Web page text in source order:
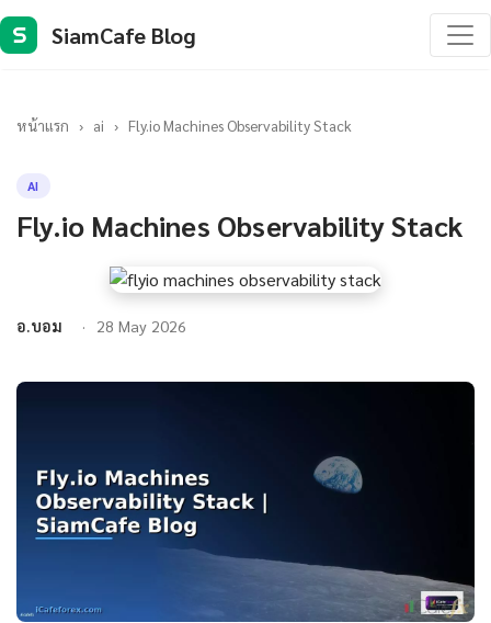
S SiamCafe Blog
หน้าแรก › ai › Fly.io Machines Observability Stack
AI
Fly.io Machines Observability Stack
อ.บอม 28 May 2026